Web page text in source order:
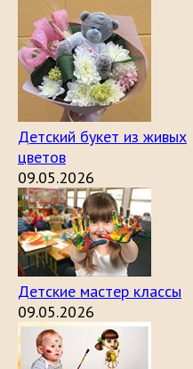
Детский букет из живых
цветов
09.05.2026
Детские мастер классы
09.05.2026